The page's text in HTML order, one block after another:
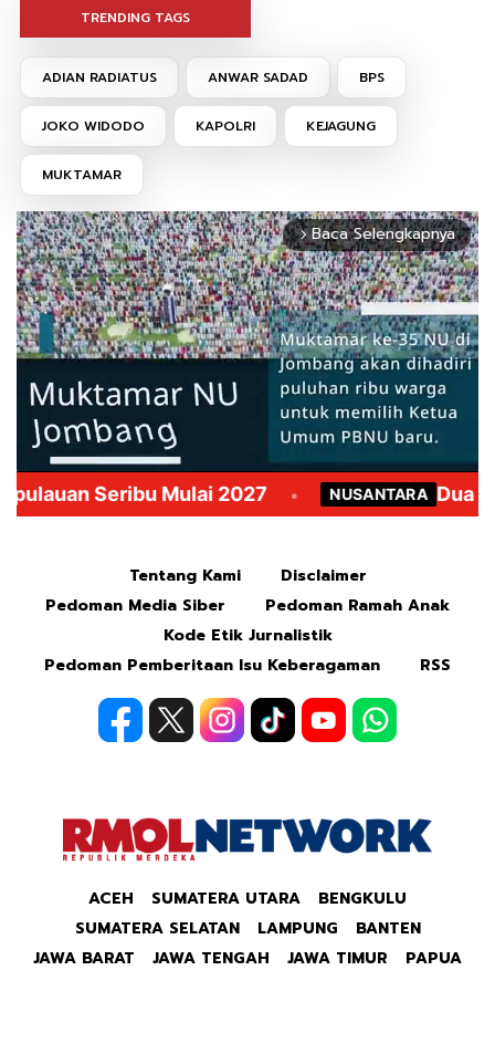
TRENDING TAGS
ADIAN RADIATUS ANWAR SADAD BPS
JOKO WIDODO KAPOLRI KEJAGUNG
MUKTAMAR
arrow_forward_ios Baca Selengkapnya
Tentang Kami
Disclaimer
Pedoman Media Siber
Pedoman Ramah Anak
Kode Etik Jurnalistik
Pedoman Pemberitaan Isu Keberagaman
RSS
ACEH SUMATERA UTARA
BENGKULU
SUMATERA SELATAN
LAMPUNG
BANTEN
JAWA BARAT
JAWA TENGAH JAWA TIMUR PAPUA